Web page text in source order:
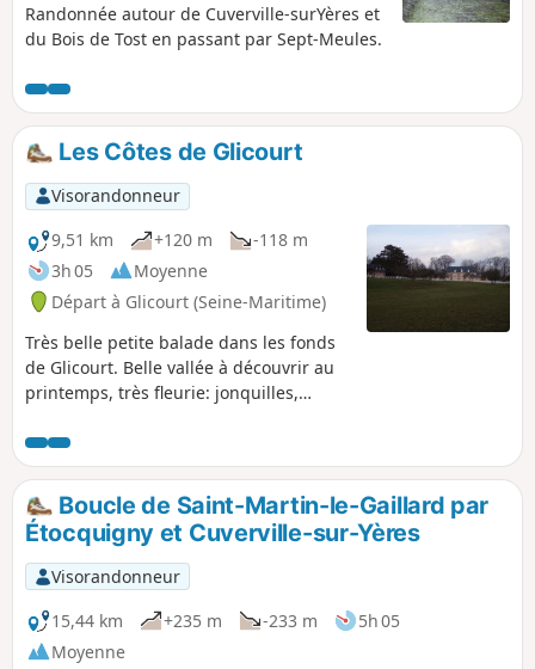
Randonnée autour de Cuverville-surYères et
du Bois de Tost en passant par Sept-Meules.
Les Côtes de Glicourt
Visorandonneur
9,51 km
+120 m
-118 m
3h 05
Moyenne
Départ à Glicourt (Seine-Maritime)
Très belle petite balade dans les fonds
de Glicourt. Belle vallée à découvrir au
printemps, très fleurie: jonquilles,
n'est pas rare de voir un chevreuil qui
broute dans les prés ou de petits
écureuils faire la course dans les
arbres. Cette balade permet de voir le
château de la Vauvaye et le beau
domaine de Mahomet.
Boucle de Saint-Martin-le-Gaillard par
Étocquigny et Cuverville-sur-Yères
Visorandonneur
15,44 km
+235 m -233 m
5h 05
Moyenne